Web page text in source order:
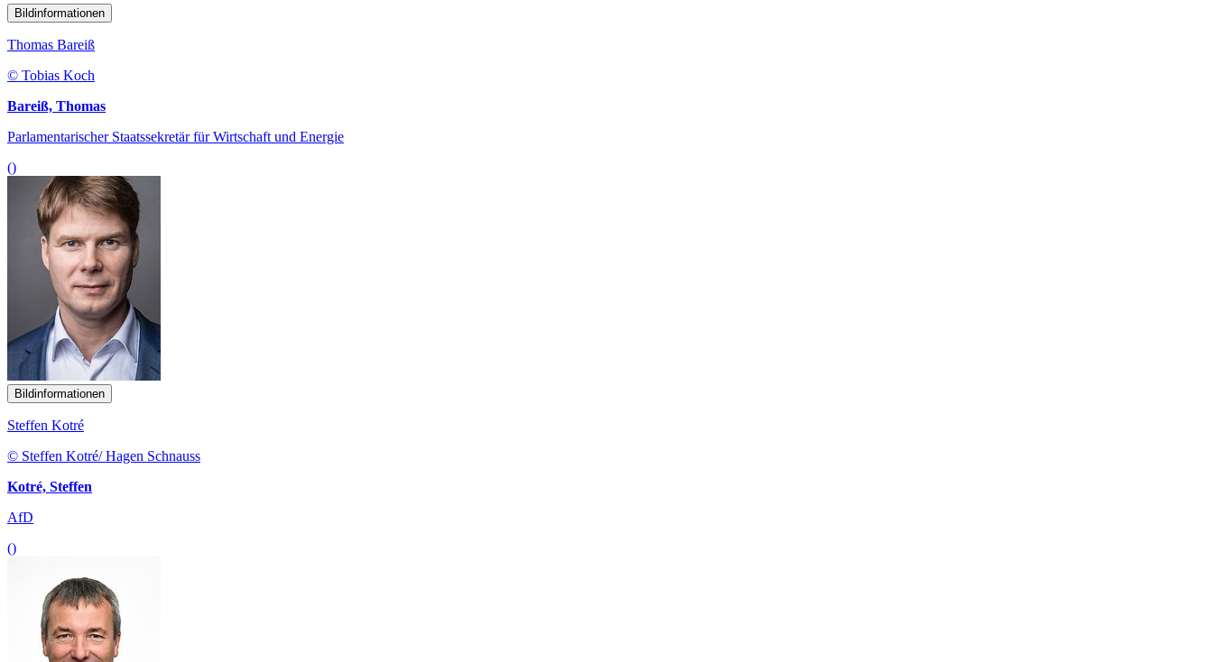
Bildinformationen
Thomas Bareiß
© Tobias Koch
Bareiß, Thomas
Parlamentarischer Staatssekretär für Wirtschaft und Energie
()
Bildinformationen
Steffen Kotré
© Steffen Kotré/ Hagen Schnauss
Kotré, Steffen
AfD
()